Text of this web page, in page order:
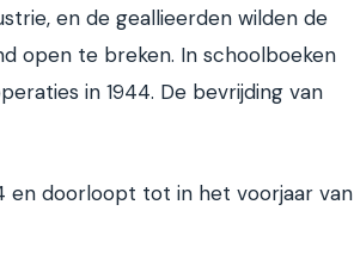
en de geallieerden wilden de
open te breken. In schoolboeken
in 1944. De bevrijding van
en doorloopt tot in het voorjaar van